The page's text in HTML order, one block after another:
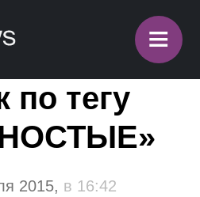
≡
по тегу
2015, в 16:42